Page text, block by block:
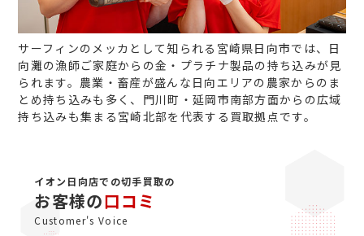
サーフィンのメッカとして知られる宮崎県日向市では、日
向灘の漁師ご家庭からの金・プラチナ製品の持ち込みが見
られます。農業・畜産が盛んな日向エリアの農家からのま
とめ持ち込みも多く、門川町・延岡市南部方面からの広域
持ち込みも集まる宮崎北部を代表する買取拠点です。
イオン日向店での切手買取の
お客様の口コミ
Customer's Voice